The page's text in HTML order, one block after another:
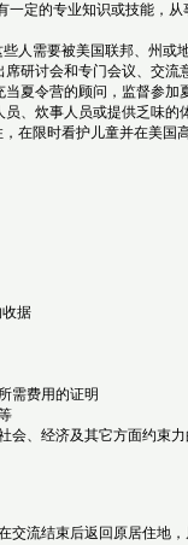
定的专业知识或技能，
人需要被美国联邦、州或
研讨会和专门会议、交流
夏令营的顾问，监督参
、炊事人员或提供乏味的
在限时看护儿童并在美国
据
需费用的证明
会、经济及其它方面约束力
交流结束后返回原居住地